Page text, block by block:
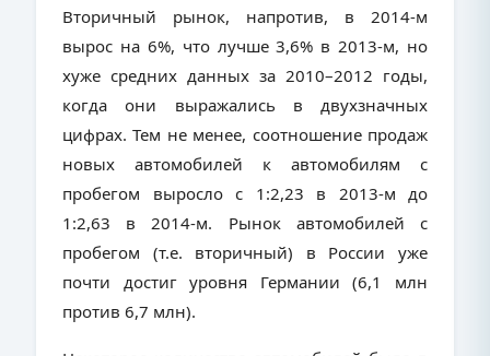
Вторичный рынок, напротив, в 2014-м
вырос на 6%, что лучше 3,6% в 2013-м, но
хуже средних данных за 2010–2012 годы,
когда они выражались в двухзначных
цифрах. Тем не менее, соотношение продаж
новых автомобилей к автомобилям с
пробегом выросло с 1:2,23 в 2013-м до
1:2,63 в 2014-м. Рынок автомобилей с
пробегом (т.е. вторичный) в России уже
почти достиг уровня Германии (6,1 млн
против 6,7 млн).